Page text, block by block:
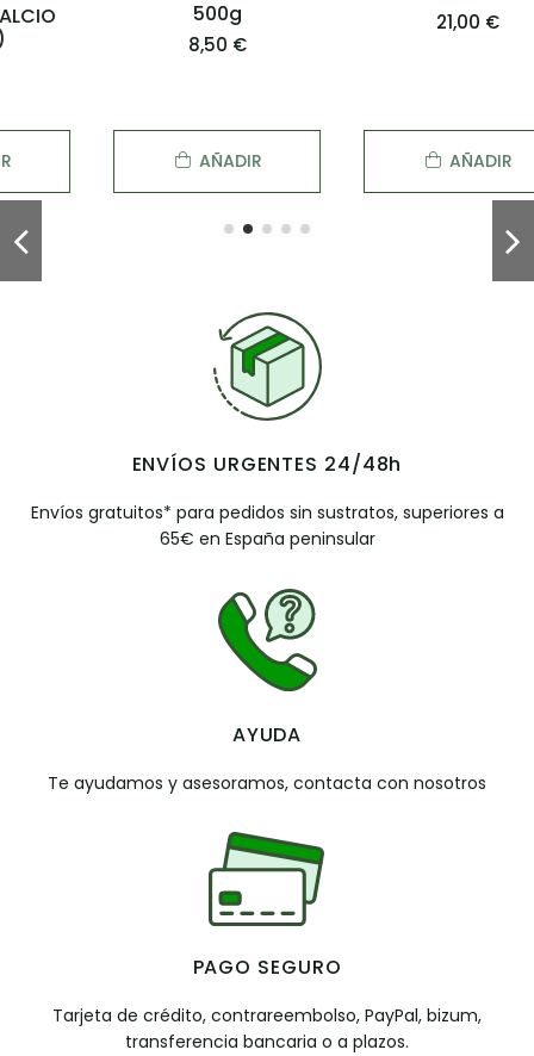
AÑADIR AÑADIR
ENVÍOS URGENTES 24/48h
Envíos gratuitos* para pedidos sin sustratos, superiores a
65€ en España peninsular
AYUDA
Te ayudamos y asesoramos, contacta con nosotros
PAGO SEGURO
Tarjeta de crédito, contrareembolso, PayPal, bizum,
transferencia bancaria o a plazos.